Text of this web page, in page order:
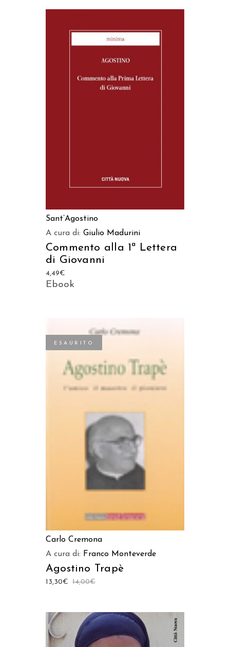
Sant’Agostino
A cura di: Giulio Madurini
Commento alla 1ª Lettera
di Giovanni
4,49€
Ebook
ESAURITO
LEGGI TUTTO
Carlo Cremona
A cura di: Franco Monteverde
Agostino Trapè
14,00€
13,30€